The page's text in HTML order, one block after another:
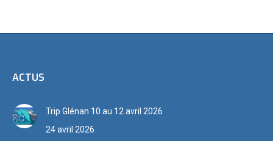
ACTUS
Trip Glénan 10 au 12 avril 2026
24 avril 2026